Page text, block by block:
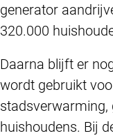
generator
320.000
Daarna blijft er
wordt gebruikt
stadsverwarming,
huishoudens. Bij